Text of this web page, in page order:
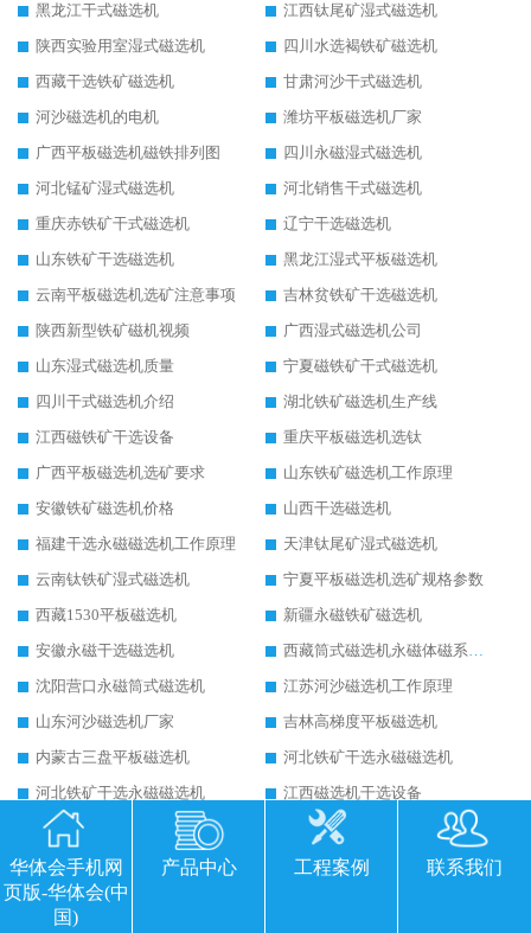
黑龙江干式磁选机
江西钛尾矿湿式磁选机
陕西实验用室湿式磁选机
四川水选褐铁矿磁选机
西藏干选铁矿磁选机
甘肃河沙干式磁选机
河沙磁选机的电机
潍坊平板磁选机厂家
广西平板磁选机磁铁排列图
四川永磁湿式磁选机
河北锰矿湿式磁选机
河北销售干式磁选机
重庆赤铁矿干式磁选机
辽宁干选磁选机
山东铁矿干选磁选机
黑龙江湿式平板磁选机
云南平板磁选机选矿注意事项
吉林贫铁矿干选磁选机
陕西新型铁矿磁机视频
广西湿式磁选机公司
山东湿式磁选机质量
宁夏磁铁矿干式磁选机
四川干式磁选机介绍
湖北铁矿磁选机生产线
江西磁铁矿干选设备
重庆平板磁选机选钛
广西平板磁选机选矿要求
山东铁矿磁选机工作原理
安徽铁矿磁选机价格
山西干选磁选机
福建干选永磁磁选机工作原理
天津钛尾矿湿式磁选机
云南钛铁矿湿式磁选机
宁夏平板磁选机选矿规格参数
西藏1530平板磁选机
新疆永磁铁矿磁选机
安徽永磁干选磁选机
西藏筒式磁选机永磁体磁系设计
沈阳营口永磁筒式磁选机
江苏河沙磁选机工作原理
山东河沙磁选机厂家
吉林高梯度平板磁选机
内蒙古三盘平板磁选机
河北铁矿干选永磁磁选机
河北铁矿干选永磁磁选机
江西磁选机干选设备
湖北强磁干选磁选机
新疆小型河沙磁选机
浙江小型河沙磁选机
山西永磁筒式磁选机
烟台永磁筒式磁选机
华体会手机网
页版-华体会(中
国)
产品中心 工程案例 联系我们